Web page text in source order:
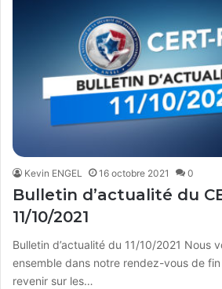
Kevin ENGEL 16 octobre 2021 0
Bulletin d’actualité du
11/10/2021
Bulletin d’actualité du 11/10/2021 Nous
ensemble dans notre rendez-vous de
revenir sur les…